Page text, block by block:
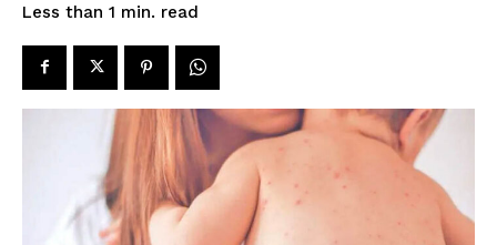
Less than 1 min. read